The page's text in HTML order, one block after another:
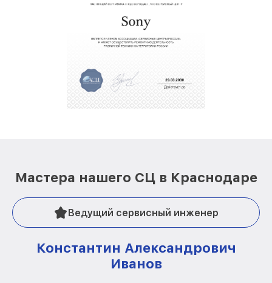
Мастера нашего СЦ в Краснодаре
Ведущий сервисный инженер
Константин Александрович
Иванов